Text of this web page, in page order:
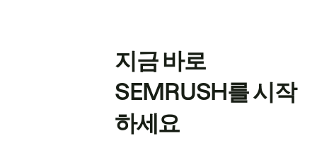
지금 바로
SEMRUSH를 시작
하세요